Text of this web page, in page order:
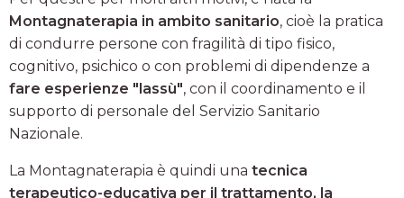
Montagnaterapia in ambito sanitario, cioè la pratica
di condurre persone con fragilità di tipo fisico,
cognitivo, psichico o con problemi di dipendenze a
fare esperienze "lassù", con il coordinamento e il
supporto di personale del Servizio Sanitario
Nazionale.
La Montagnaterapia è quindi una tecnica
terapeutico-educativa per il trattamento, la